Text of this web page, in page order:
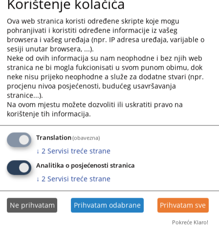
suda obrazuju se slijedeće organizacione jedinice:
1. Organizaciona jedinica sudijskih poslova
2. Odjeljenje sudske uprave i računovodstvo
3. Odjeljenje za zemljišno-knjižne poslove
Poslove iz djelokruga rada organizacione jedinice
sudijskih poslova obavljaju:
a) krivično odjeljenje
b) građansko odjeljenje (parnično i vanparnično
odjeljenje),
c) prekršajno odjeljenje
Više informacija možete naći u Pravilniku o unutrašnjoj
organizaciji i sistematizaciji
radnih mjesta u Osnovnom sudu u Vlasenici a koji se
Ova web stranica koristi određene skripte koje mogu
pohranjivati i koristiti određene informacije iz vašeg
browsera i vašeg uređaja (npr. IP adresa uređaja, varijable o
sesiji unutar browsera, ...).
Neke od ovih informacija su nam neophodne i bez njih web
stranica ne bi mogla fukcionisati u svom punom obimu, dok
neke nisu prijeko neophodne a služe za dodatne stvari (npr.
procjenu nivoa posjećenosti, budućeg usavršavanja
stranice...).
Na ovom mjestu možete dozvoliti ili uskratiti pravo na
korištenje tih informacija.
Translation(obavezna)
↓ 2 Servisi treće strane
Analitika o posjećenosti stranica
↓ 2 Servisi treće strane
Ne prihvatam Prihvatam odabrane Prihvatam sve
Pokreće Klaro!